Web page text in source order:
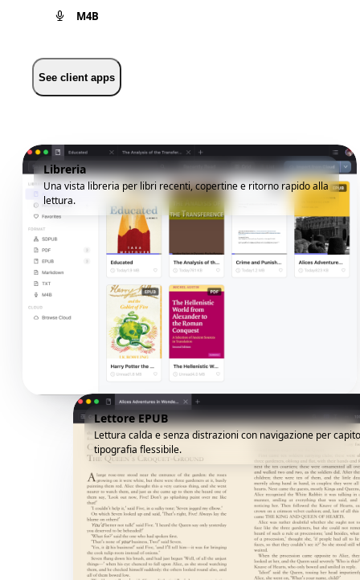
M4B
See client apps
Libreria
Una vista libreria per libri recenti, copertine e ritorno rapido alla
lettura.
Lettore EPUB
Lettura calda e senza distrazioni con navigazione per
tipografia flessibile.